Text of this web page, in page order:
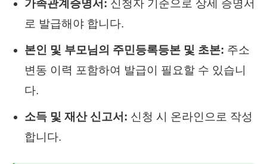
가족관계증명서: 신청자 기준으로 상세 증명서
로 발급해야 합니다.
본인 및 부모님의 주민등록등본 및 초본: 주소
변동 이력 포함하여 발급이 필요할 수 있습니
다.
소득 및 재산 신고서: 신청 시 온라인으로 작성
합니다.